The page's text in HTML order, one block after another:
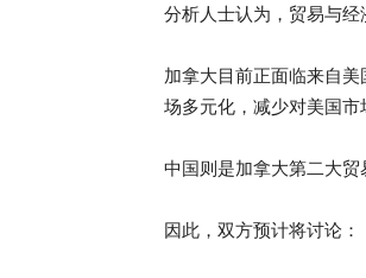
分析人士认为，贸易与经
加拿大目前正面临来自
场多元化，减少对美国市
中国则是加拿大第二大贸
因此，双方预计将讨论：